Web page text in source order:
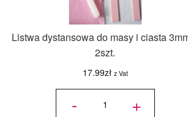
Listwa dystansowa do masy i ciasta
2szt.
17.99zł z Vat
-
ilość Listwa
ciasta 3mm
- 2szt. +